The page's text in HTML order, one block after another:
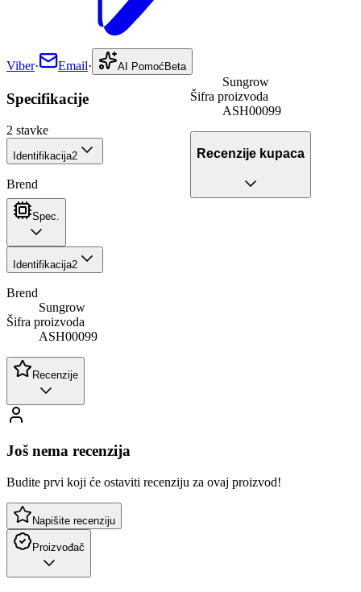
Viber· Email· AI Pomoć Beta
Specifikacije
2 stavke
Identifikacija2
Brend
Sungrow
Šifra proizvoda
ASH00099
Recenzije kupaca
Spec.
Identifikacija2
Brend
Sungrow
Šifra proizvoda
ASH00099
Recenzije
Još nema recenzija
Budite prvi koji će ostaviti recenziju za ovaj proizvod!
Napišite recenziju
Proizvođač